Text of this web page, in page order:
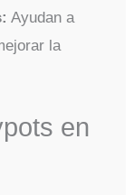
Ayudan a
la
en